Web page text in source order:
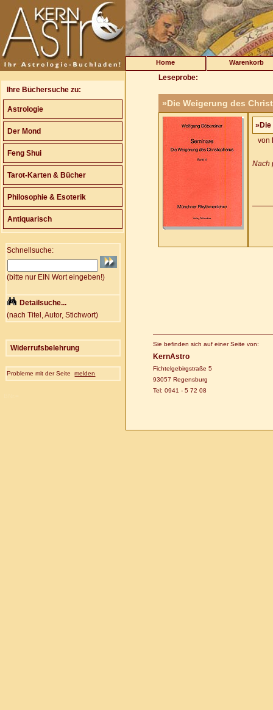
Home Warenkorb
Ihre Büchersuche zu:
Astrologie
Der Mond
Feng Shui
Tarot-Karten & Bücher
Philosophie & Esoterik
Antiquarisch
Schnellsuche:
(bitte nur EIN Wort eingeben!)
Detailsuche...
(nach Titel, Autor, Stichwort)
Widerrufsbelehrung
Probleme mit der Seite melden
Leseprobe:
»Die Weigerung des
»Die
von
Nach
Sie befinden sich auf einer Seite von:
KernAstro
Fichtelgebirgstraße 5
93057 Regensburg
Tel: 0941 - 5 72 08